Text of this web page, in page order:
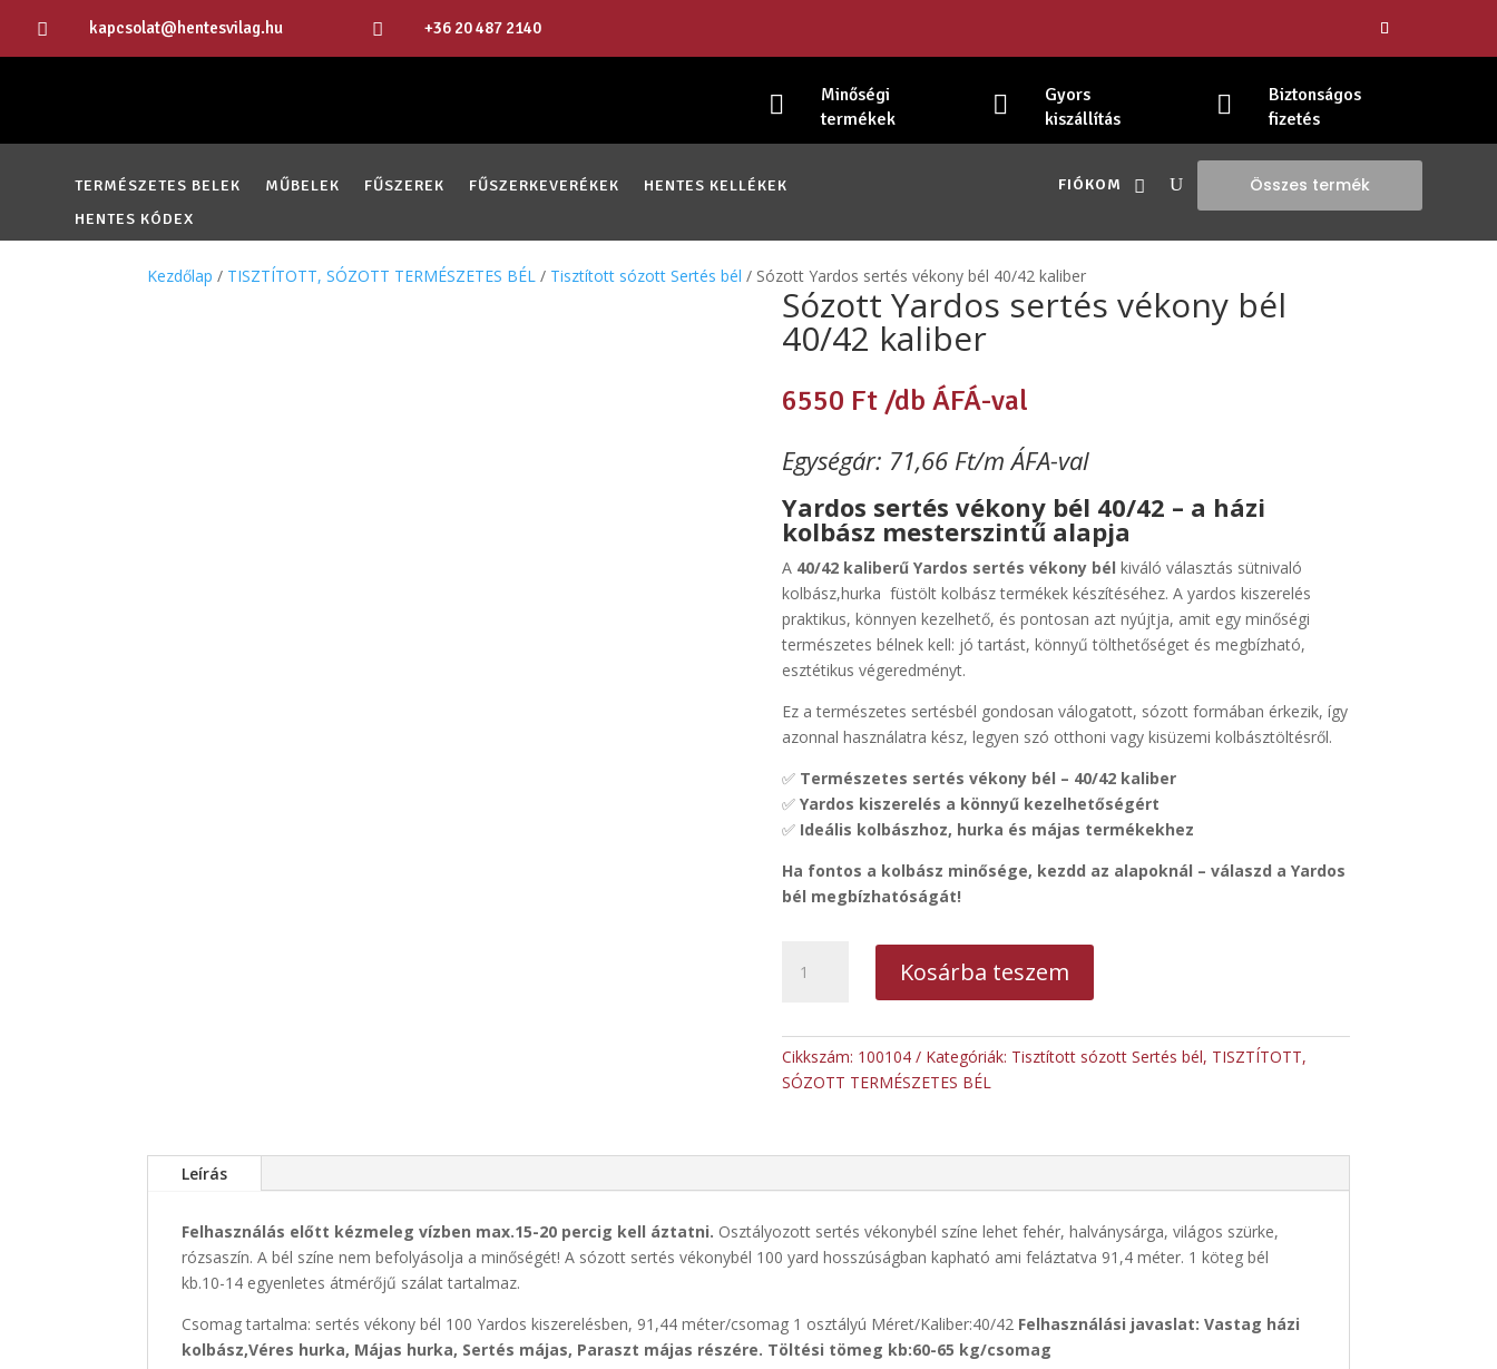
 kapcsolat@hentesvilag.hu  +36 20 487 2140

Minőségi
termékek

Gyors
kiszállítás

Biztonságos
fizetés
TERMÉSZETES BELEK MŰBELEK FŰSZEREK FŰSZERKEVERÉKEK
HENTES KELLÉKEK
HENTES KÓDEX
FIÓKOM Összes termék
Kezdőlap / TISZTÍTOTT, SÓZOTT TERMÉSZETES BÉL / Tisztított sózott Sertés bél / Sózott Yardos sertés vékony bél 40/42 kaliber
Sózott Yardos sertés vékony bél
40/42 kaliber
6550 Ft /db ÁFÁ-val
Egységár: 71,66 Ft/m ÁFA-val
Yardos sertés vékony bél 40/42 – a házi
kolbász mesterszintű alapja
A 40/42 kaliberű Yardos sertés vékony bél kiváló választás sütnivaló
kolbász,hurka füstölt kolbász termékek készítéséhez. A yardos kiszerelés
praktikus, könnyen kezelhető, és pontosan azt nyújtja, amit egy minőségi
természetes bélnek kell: jó tartást, könnyű tölthetőséget és megbízható,
esztétikus végeredményt.
Ez a természetes sertésbél gondosan válogatott, sózott formában érkezik, így
azonnal használatra kész, legyen szó otthoni vagy kisüzemi kolbásztöltésről.
✅ Természetes sertés vékony bél – 40/42 kaliber
✅ Yardos kiszerelés a könnyű kezelhetőségért
✅ Ideális kolbászhoz, hurka és májas termékekhez
Ha fontos a kolbász minősége, kezdd az alapoknál – válaszd a Yardos
bél megbízhatóságát!
Yardos
bél
40/42
Kosárba teszem
Cikkszám: 100104 Kategóriák: Tisztított sózott Sertés bél, TISZTÍTOTT,
SÓZOTT TERMÉSZETES BÉL
Leírás
Felhasználás előtt kézmeleg vízben max.15-20 percig kell áztatni. Osztályozott sertés vékonybél színe lehet fehér, halványsárga, világos szürke,
rózsaszín. A bél színe nem befolyásolja a minőségét! A sózott sertés vékonybél 100 yard hosszúságban kapható ami feláztatva 91,4 méter. 1 köteg bél
kb.10-14 egyenletes átmérőjű szálat tartalmaz.
Csomag tartalma: sertés vékony bél 100 Yardos kiszerelésben, 91,44 méter/csomag 1 osztályú Méret/Kaliber:40/42 Felhasználási javaslat: Vastag házi
kolbász,Véres hurka, Májas hurka, Sertés májas, Paraszt májas részére. Töltési tömeg kb:60-65 kg/csomag